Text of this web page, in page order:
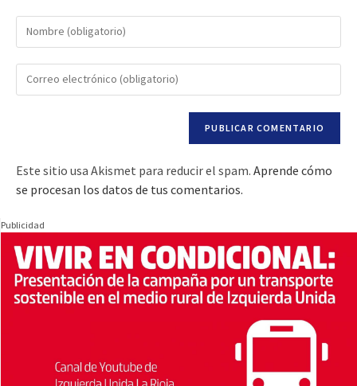
Este sitio usa Akismet para reducir el spam. Aprende cómo
se procesan los datos de tus comentarios.
Publicidad